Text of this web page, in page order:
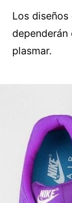
Los
plasmar.